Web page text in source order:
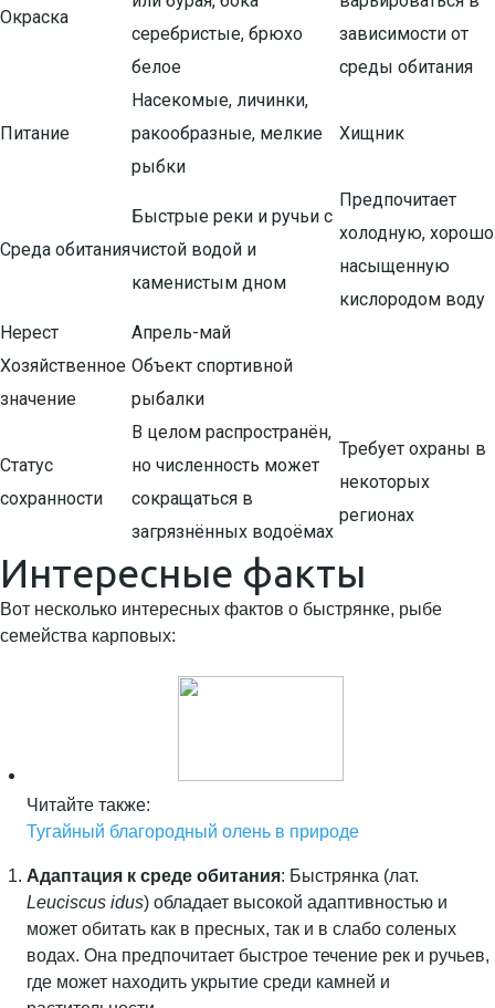
Окраска
серебристые, брюхо
белое
зависимости от
среды обитания
Питание
Насекомые, личинки,
ракообразные, мелкие
рыбки
Хищник
Среда обитания
Быстрые реки и ручьи с
чистой водой и
каменистым дном
Предпочитает
холодную, хорошо
насыщенную
кислородом воду
Нерест
Апрель-май
Хозяйственное
значение
Объект спортивной
рыбалки
Статус
сохранности
В целом распространён,
но численность может
сокращаться в
загрязнённых водоёмах
Требует охраны в
некоторых
регионах
Интересные факты
Вот несколько интересных фактов о быстрянке, рыбе
семейства карповых:
Читайте также:
Тугайный благородный олень в природе
Адаптация к среде обитания: Быстрянка (лат.
Leuciscus idus) обладает высокой адаптивностью и
может обитать как в пресных, так и в слабо соленых
водах. Она предпочитает быстрое течение рек и ручьев,
где может находить укрытие среди камней и